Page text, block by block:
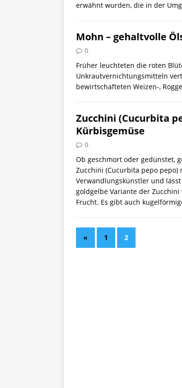
erwähnt wurden, die in der
Mohn – gehaltvolle
0
Früher leuchteten die roten
Unkrautvernichtungsmitteln
bewirtschafteten Weizen-,
Zucchini (Cucurbita
Kürbisgemüse
0
Ob geschmort oder gedünstet,
Zucchini (Cucurbita pepo
Verwandlungskünstler und
goldgelbe Variante der
Frucht. Es gibt auch
« 1 2